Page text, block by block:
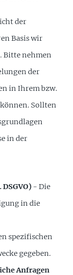
der
Basis wir
Bitte nehmen
der
in Ihrem bzw.
Sollten
in der
- Die
in die
spezifischen
gegeben.
Anfragen